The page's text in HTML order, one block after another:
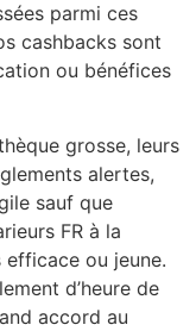
parmi ces
cashbacks sont
ou bénéfices
grosse, leurs
alertes,
sauf que
FR à la
efficace ou jeune.
d’heure de
accord au